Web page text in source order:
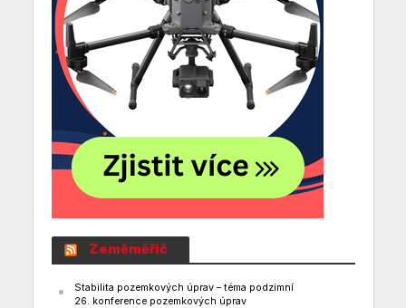
Zeměměřič
Stabilita pozemkových úprav – téma podzimní
26. konference pozemkových úprav